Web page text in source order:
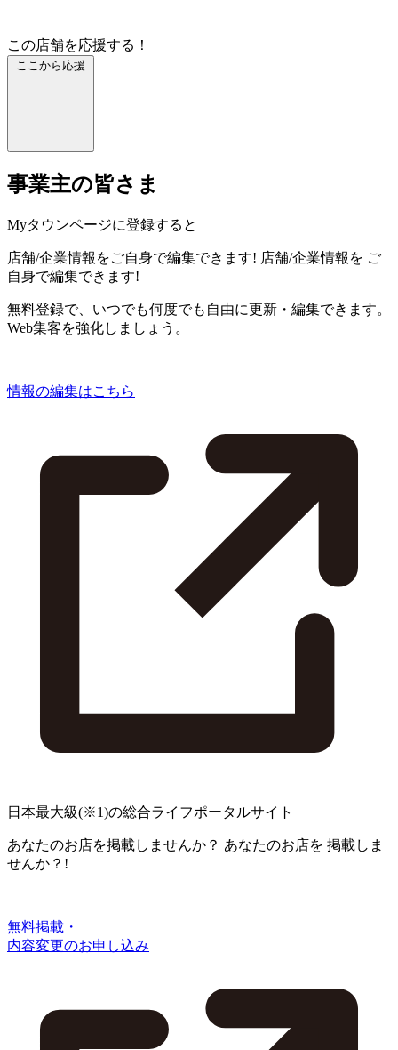
この店舗を応援する！
ここから応援
事業主の皆さま
Myタウンページに登録すると
店舗/企業情報をご自身で編集できます! 店舗/企業情報を ご
自身で編集できます!
無料登録で、いつでも何度でも自由に更新・編集できます。
Web集客を強化しましょう。
情報の編集はこちら
日本最大級(※1)の総合ライフポータルサイト
あなたのお店を掲載しませんか？ あなたのお店を 掲載しま
せんか？!
無料掲載・
内容変更のお申し込み